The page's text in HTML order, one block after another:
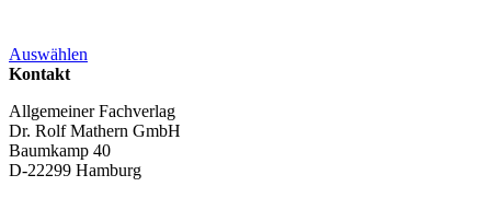
Auswählen
Kontakt
Allgemeiner Fachverlag
Dr. Rolf Mathern GmbH
Baumkamp 40
D-22299 Hamburg